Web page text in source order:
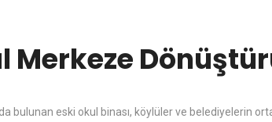
Merkeze
bulunan eski okul binası, köylüler ve belediyelerin